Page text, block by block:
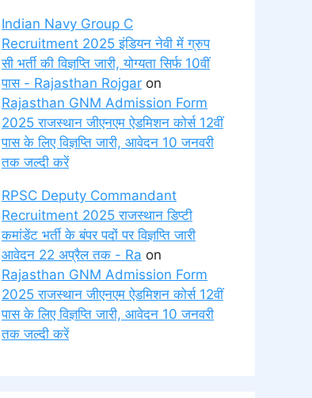
Indian Navy Group C
Recruitment 2025 इंडियन नेवी में ग्रुप
सी भर्ती की विज्ञप्ति जारी, योग्यता सिर्फ 10वीं
पास - Rajasthan Rojgar on
Rajasthan GNM Admission Form
2025 राजस्थान जीएनएम ऐडमिशन कोर्स 12वीं
पास के लिए विज्ञप्ति जारी, आवेदन 10 जनवरी
तक जल्दी करें
RPSC Deputy Commandant
Recruitment 2025 राजस्थान डिप्टी
कमांडेंट भर्ती के बंपर पदों पर विज्ञप्ति जारी
आवेदन 22 अप्रैल तक - Ra on
Rajasthan GNM Admission Form
2025 राजस्थान जीएनएम ऐडमिशन कोर्स 12वीं
पास के लिए विज्ञप्ति जारी, आवेदन 10 जनवरी
तक जल्दी करें